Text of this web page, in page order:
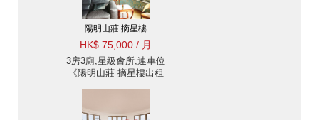
陽明山莊 摘星樓
HK$ 75,000 / 月
3房3廁,星級會所,連車位
《陽明山莊 摘星樓出租